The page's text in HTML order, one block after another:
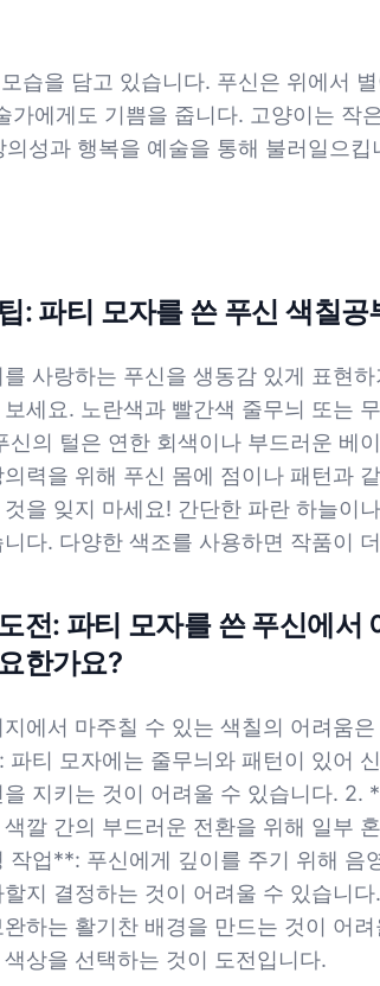
습을 담고 있습니다. 푸신은 위에서
에게도 기쁨을 줍니다. 고양이는 작
성과 행복을 예술을 통해 불러일으
: 파티 모자를 쓴 푸신 색칠
를 사랑하는 푸신을 생동감 있게 표현
보세요. 노란색과 빨간색 줄무늬 또는
신의 털은 연한 회색이나 부드러운 베
의력을 위해 푸신 몸에 점이나 패턴과
것을 잊지 마세요! 간단한 파란 하늘이
니다. 다양한 색조를 사용하면 작품이
전: 파티 모자를 쓴 푸신에서
한가요?
지에서 마주칠 수 있는 색칠의 어려움
파티 모자에는 줄무늬와 패턴이 있어
을 지키는 것이 어려울 수 있습니다.
색깔 간의 부드러운 전환을 위해 일부
작업**: 푸신에게 깊이를 주기 위해 음
할지 결정하는 것이 어려울 수 있습니
완하는 활기찬 배경을 만드는 것이 어
상을 선택하는 것이 도전입니다.